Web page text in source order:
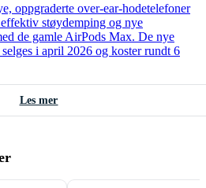
oppgraderte over-ear-hodetelefoner
støydemping og nye
de gamle AirPods Max. De nye
i april 2026 og koster rundt 6
Les mer